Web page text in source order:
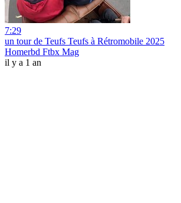
7:29
un tour de Teufs Teufs à Rétromobile 2025
Homerbd Ftbx Mag
il y a 1 an